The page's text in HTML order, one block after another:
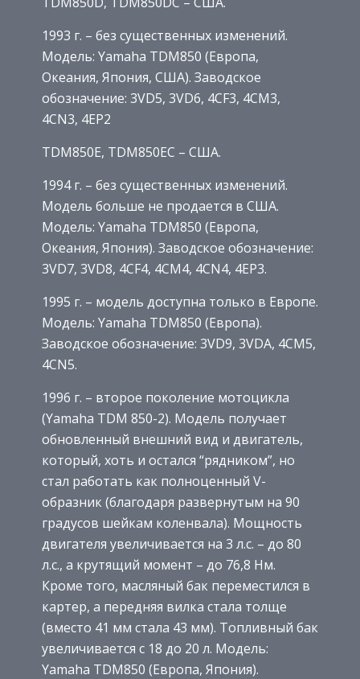
1993 г. – без существенных изменений.
Модель: Yamaha TDM850 (Европа,
Океания, Япония, США). Заводское
обозначение: 3VD5, 3VD6, 4CF3, 4CM3,
4CN3, 4EP2
TDM850E, TDM850EC – США.
1994 г. – без существенных изменений.
Модель больше не продается в США.
Модель: Yamaha TDM850 (Европа,
Океания, Япония). Заводское обозначение:
3VD7, 3VD8, 4CF4, 4CM4, 4CN4, 4EP3.
1995 г. – модель доступна только в Европе.
Модель: Yamaha TDM850 (Европа).
Заводское обозначение: 3VD9, 3VDA, 4CM5,
4CN5.
1996 г. – второе поколение мотоцикла
(Yamaha TDM 850-2). Модель получает
обновленный внешний вид и двигатель,
который, хоть и остался “рядником”, но
стал работать как полноценный V-
образник (благодаря развернутым на 90
градусов шейкам коленвала). Мощность
двигателя увеличивается на 3 л.с. – до 80
л.с., а крутящий момент – до 76,8 Нм.
Кроме того, масляный бак переместился в
картер, а передняя вилка стала толще
(вместо 41 мм стала 43 мм). Топливный бак
увеличивается с 18 до 20 л. Модель:
Yamaha TDM850 (Европа, Япония).